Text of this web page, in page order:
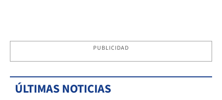
PUBLICIDAD
ÚLTIMAS NOTICIAS